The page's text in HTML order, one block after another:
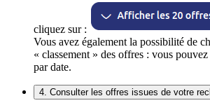
cliquez sur :
Vous avez également la possibilité de
« classement » des offres : vous
par date.
4. Consulter les offres issues de votre